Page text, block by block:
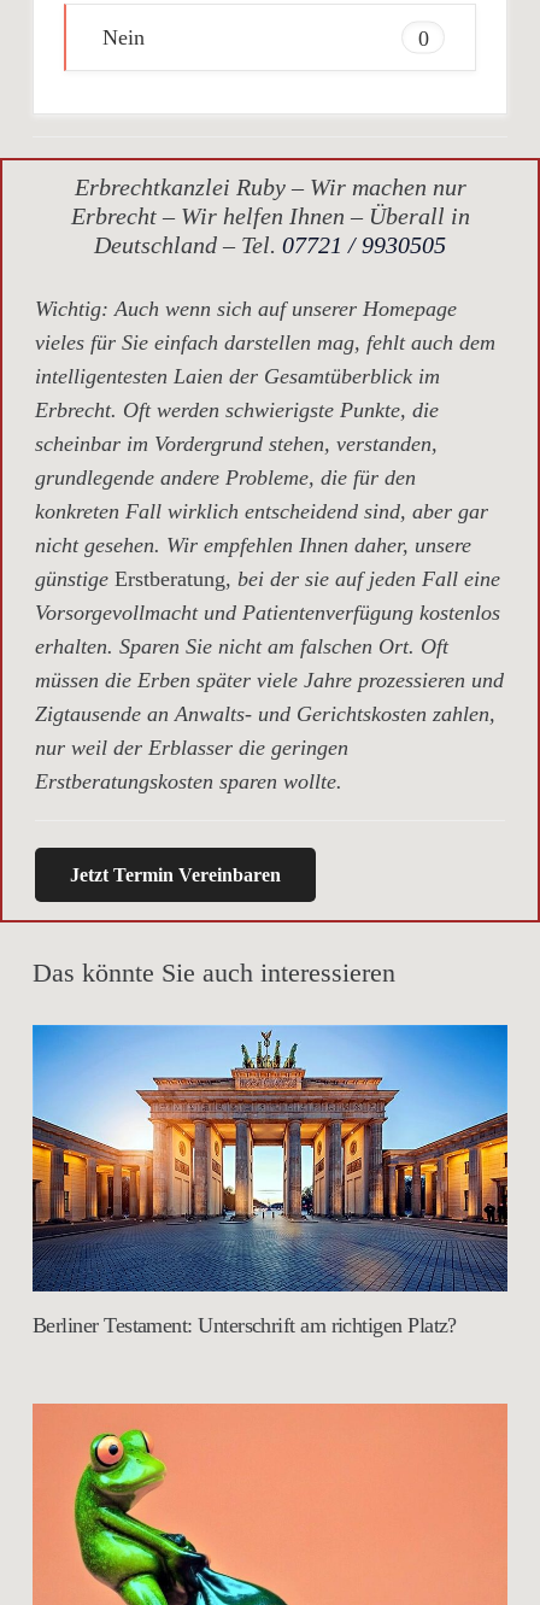
Nein 0
Erbrechtkanzlei Ruby – Wir machen nur
Erbrecht – Wir helfen Ihnen – Überall in
Deutschland – Tel. 07721 / 9930505
Wichtig: Auch wenn sich auf unserer Homepage
vieles für Sie einfach darstellen mag, fehlt auch dem
intelligentesten Laien der Gesamtüberblick im
Erbrecht. Oft werden schwierigste Punkte, die
scheinbar im Vordergrund stehen, verstanden,
grundlegende andere Probleme, die für den
konkreten Fall wirklich entscheidend sind, aber gar
nicht gesehen. Wir empfehlen Ihnen daher, unsere
günstige Erstberatung, bei der sie auf jeden Fall eine
Vorsorgevollmacht und Patientenverfügung kostenlos
erhalten. Sparen Sie nicht am falschen Ort. Oft
müssen die Erben später viele Jahre prozessieren und
Zigtausende an Anwalts- und Gerichtskosten zahlen,
nur weil der Erblasser die geringen
Erstberatungskosten sparen wollte.
Jetzt Termin Vereinbaren
Das könnte Sie auch interessieren
Berliner Testament: Unterschrift am richtigen Platz?